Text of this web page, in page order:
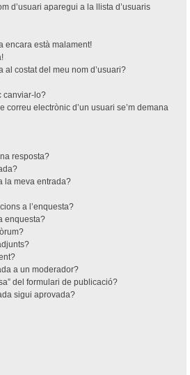
d’usuari aparegui a la llista d’usuaris
encara està malament!
al costat del meu nom d’usuari?
canviar-lo?
correu electrònic d’un usuari se’m demana
resposta?
la meva entrada?
a l’enquesta?
enquesta?
a un moderador?
del formulari de publicació?
sigui aprovada?